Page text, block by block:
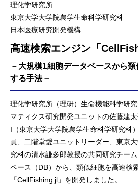
理化学研究所
東京大学大学院農学生命科学研究科
日本医療研究開発機構
高速検索エンジン「
－大規模1細胞データベースから
する手法－
理化学研究所（理研）生命機能科学研
マティクス研究開発ユニットの佐藤建
I（東京大学大学院農学生命科学研究科
員、二階堂愛ユニットリーダー、東京
究科の清水謙多郎教授の共同研究チー
ベース（DB）から、類似細胞を高速検
「CellFishing.jl」を開発しました。